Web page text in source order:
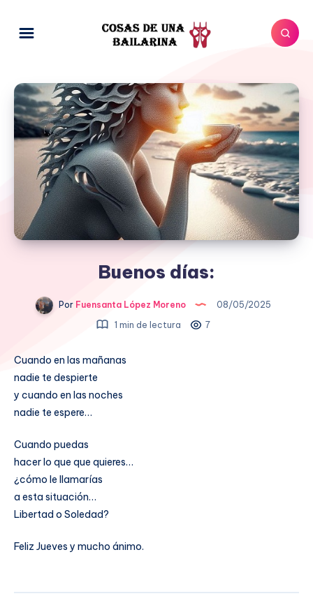
Buenos días:
PorFuensanta López Moreno
08/05/2025
1 min de lectura
7
Cuando en las mañanas
nadie te despierte
y cuando en las noches
nadie te espere…
Cuando puedas
hacer lo que que quieres…
¿cómo le llamarías
a esta situación…
Libertad o Soledad?
Feliz Jueves y mucho ánimo.